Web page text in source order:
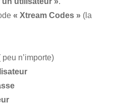
« Xtream Codes » (la
n’importe)